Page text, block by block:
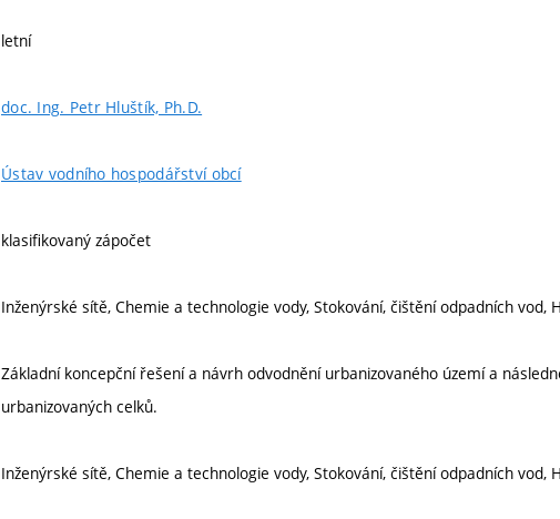
letní
doc. Ing. Petr Hluštík, Ph.D.
Ústav vodního hospodářství obcí
klasifikovaný zápočet
Inženýrské sítě, Chemie a technologie vody, Stokování, čištění odpadních vod,
Základní koncepční řešení a návrh odvodnění urbanizovaného území a
urbanizovaných celků.
Inženýrské sítě, Chemie a technologie vody, Stokování, čištění odpadních vod,